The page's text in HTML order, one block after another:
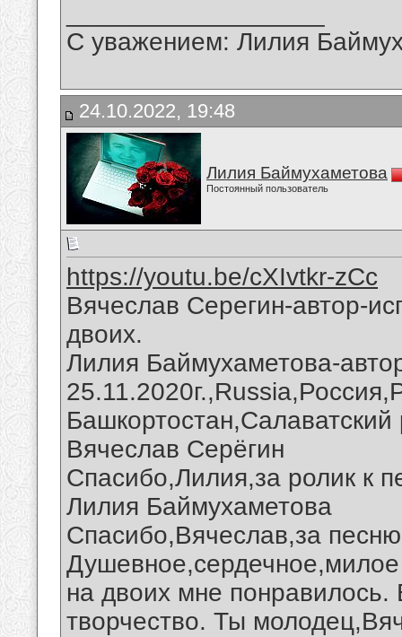
С уважением: Лилия
24.10.2022, 19:48
Лилия Баймухаметова
Постоянный пользователь
https://youtu.be/cXIvtkr-zCc
Вячеслав Серегин-автор-
двоих.
Лилия Баймухаметова-
Вячеслав Серёгин
Спасибо,Лилия,за ролик к
Лилия Баймухаметова
Спасибо,Вячеслав,за
на двоих мне понравилось.
творчество. Ты